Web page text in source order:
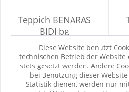
Teppich BENARAS
BIDJ bg
Sofort verfügbar
299,00 €
Diese Website benutzt
technischen Betrieb der
stets gesetzt werden. Andere
bei Benutzung dieser
Statistik dienen, werden nur